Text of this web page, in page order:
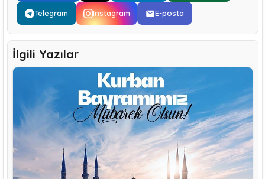
Telegram Instagram E-posta
İlgili Yazılar